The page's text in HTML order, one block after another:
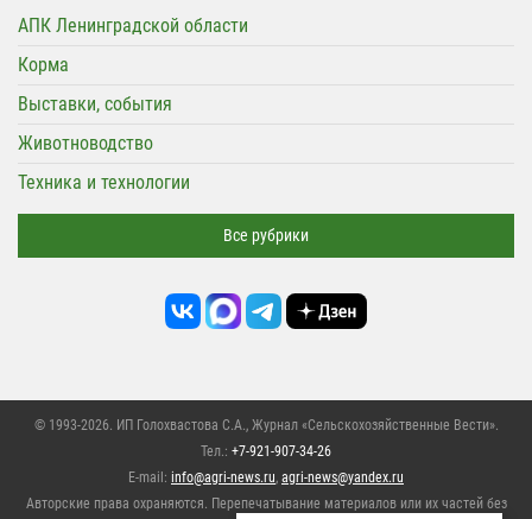
АПК Ленинградской области
Корма
Выставки, события
Животноводство
Техника и технологии
Все рубрики
© 1993-2026. ИП Голохвастова С.А., Журнал «Сельскохозяйственные Вести».
Тел.: +7-921-907-34-26
E-mail: info@agri-news.ru, agri-news@yandex.ru
Авторские права охраняются. Перепечатывание материалов или их частей без